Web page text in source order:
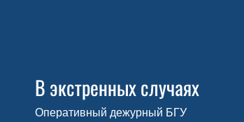
В экстренных случаях
Оперативный дежурный БГУ